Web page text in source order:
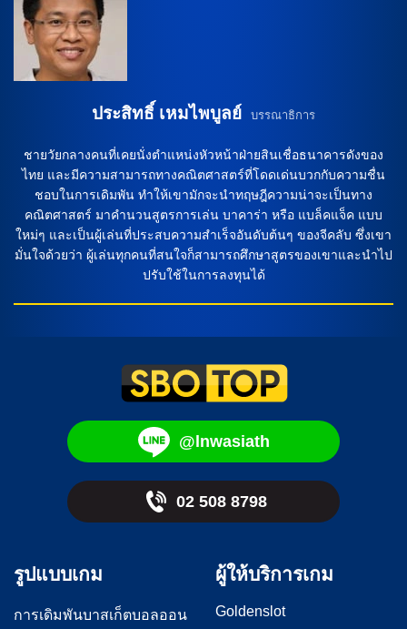
[…]
ประสิทธิ์ เหมไพบูลย์ บรรณาธิการ
ชายวัยกลางคนที่เคยนั่งตำแหน่งหัวหน้าฝ่ายสินเชื่อธนาคารดังของ
ไทย และมีความสามารถทางคณิตศาสตร์ที่โดดเด่นบวกกับความชื่น
ชอบในการเดิมพัน ทำให้เขามักจะนำทฤษฎีความน่าจะเป็นทาง
คณิตศาสตร์ มาคำนวนสูตรการเล่น บาคาร่า หรือ แบล็คแจ็ค แบบ
ใหม่ๆ และเป็นผู้เล่นที่ประสบความสำเร็จอันดับต้นๆ ของจีคลับ ซึ่งเขา
มั่นใจด้วยว่า ผู้เล่นทุกคนที่สนใจก็สามารถศึกษาสูตรของเขาและนำไป
ปรับใช้ในการลงทุนได้
@lnwasiath
02 508 8798
รูปแบบเกม
การเดิมพันบาสเก็ตบอลออน
ผู้ให้บริการเกม
Goldenslot